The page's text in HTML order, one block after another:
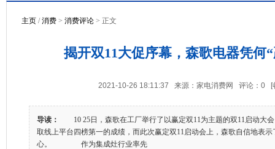
主页 /消费 > 消费评论 > 正文
揭开双11大促序幕，森歌电器凭何
2021-10-26 18:11:37 来源：家电消费网 评论： 0 [
导读：
10 25日，森歌在工厂举行了以赢定双11为主题的双11启动大会
取线上平台四榜第一的成绩，而此次赢定双11启动会上，森歌自信地表
心。 作为集成灶行业率先